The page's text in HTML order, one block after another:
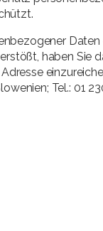
haben Sie
Tel.: 01